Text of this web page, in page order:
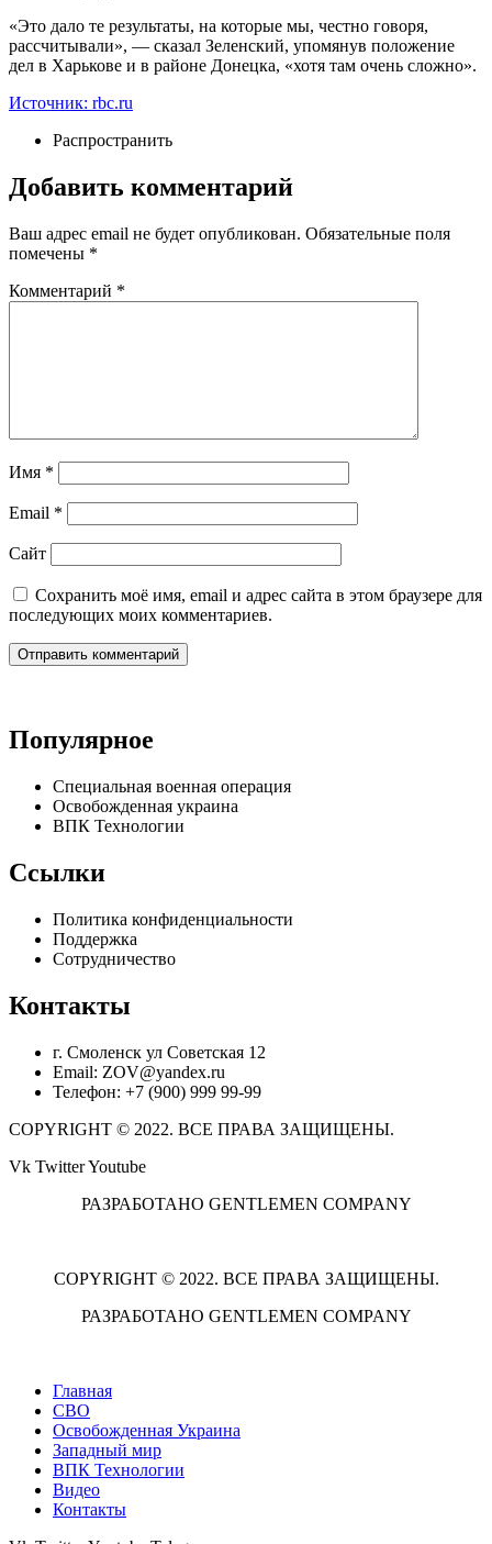
«Это дало те результаты, на которые мы, честно говоря,
рассчитывали», — сказал Зеленский, упомянув положение
дел в Харькове и в районе Донецка, «хотя там очень сложно».
Источник: rbc.ru
Распространить
Добавить комментарий
Ваш адрес email не будет опубликован. Обязательные поля
помечены *
Комментарий *
Имя *
Email *
Сайт
Сохранить моё имя, email и адрес сайта в этом браузере для
последующих моих комментариев.
Популярное
Специальная военная операция
Освобожденная украина
ВПК Технологии
Ссылки
Политика конфиденциальности
Поддержка
Сотрудничество
Контакты
г. Смоленск ул Советская 12
Email: ZOV@yandex.ru
Телефон: +7 (900) 999 99-99
COPYRIGHT © 2022. ВСЕ ПРАВА ЗАЩИЩЕНЫ.
Vk TwitterYoutube
РАЗРАБОТАНО GENTLEMEN COMPANY
COPYRIGHT © 2022. ВСЕ ПРАВА ЗАЩИЩЕНЫ.
РАЗРАБОТАНО GENTLEMEN COMPANY
Главная
СВО
Освобожденная Украина
Западный мир
ВПК Технологии
Видео
Контакты